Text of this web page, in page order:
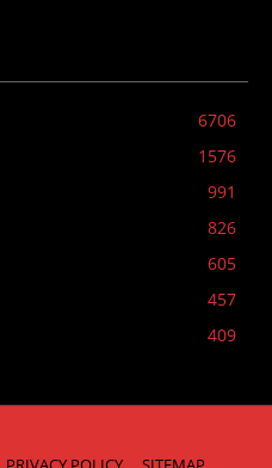
6706
1576
991
826
605
457
409